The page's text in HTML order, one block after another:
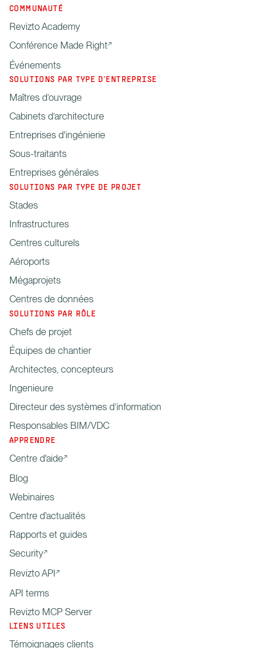
COMMUNAUTÉ
Revizto Academy
Conférence Made Right
Événements
SOLUTIONS PAR TYPE D’ENTREPRISE
Maîtres d’ouvrage
Cabinets d’architecture
Entreprises d'ingénierie
Sous-traitants
Entreprises générales
SOLUTIONS PAR TYPE DE PROJET
Stades
Infrastructures
Centres culturels
Aéroports
Mégaprojets
Centres de données
SOLUTIONS PAR RÔLE
Chefs de projet
Équipes de chantier
Architectes, concepteurs
Ingenieure
Directeur des systèmes d’information
Responsables BIM/VDC
APPRENDRE
Centre d'aide
Blog
Webinaires
Centre d'actualités
Rapports et guides
Security
Revizto API
API terms
Revizto MCP Server
LIENS UTILES
Témoignages clients